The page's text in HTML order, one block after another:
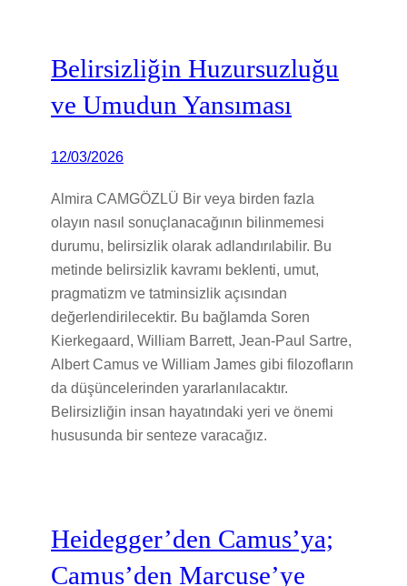
Belirsizliğin Huzursuzluğu
ve Umudun Yansıması
12/03/2026
Almira CAMGÖZLÜ Bir veya birden fazla
olayın nasıl sonuçlanacağının bilinmemesi
durumu, belirsizlik olarak adlandırılabilir. Bu
metinde belirsizlik kavramı beklenti, umut,
pragmatizm ve tatminsizlik açısından
değerlendirilecektir. Bu bağlamda Soren
Kierkegaard, William Barrett, Jean-Paul Sartre,
Albert Camus ve William James gibi filozofların
da düşüncelerinden yararlanılacaktır.
Belirsizliğin insan hayatındaki yeri ve önemi
hususunda bir senteze varacağız.
Heidegger’den Camus’ya;
Camus’den Marcuse’ye